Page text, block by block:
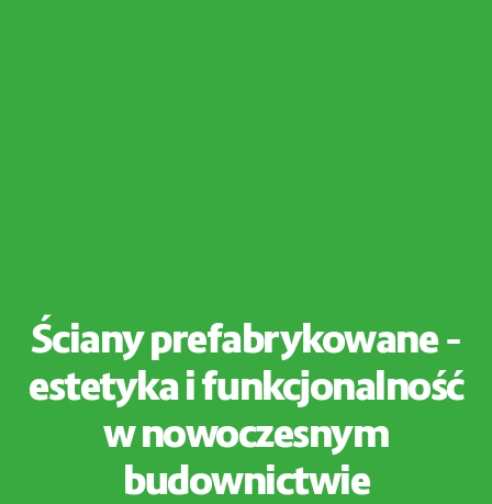
Ściany prefabrykowane –
estetyka i funkcjonalność
w nowoczesnym
budownictwie